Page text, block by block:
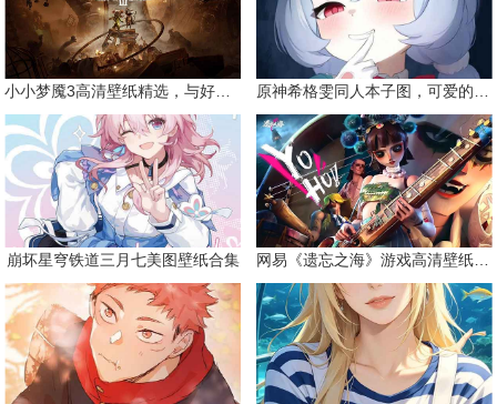
小小梦魇3高清壁纸精选，与好友一同面对恐惧 原神希格雯同人本子图，可爱的双马尾
崩坏星穹铁道三月七美图壁纸合集 网易《遗忘之海》游戏高清壁纸精选